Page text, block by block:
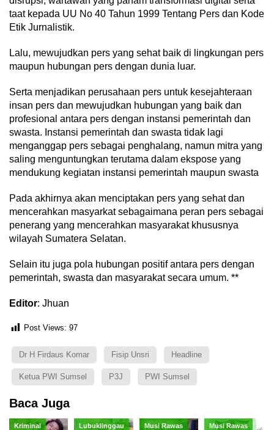
taat kepada UU No 40 Tahun 1999 Tentang Pers dan Kode
Etik Jurnalistik.
Lalu, mewujudkan pers yang sehat baik di lingkungan pers
maupun hubungan pers dengan dunia luar.
Serta menjadikan perusahaan pers untuk kesejahteraan
insan pers dan mewujudkan hubungan yang baik dan
profesional antara pers dengan instansi pemerintah dan
swasta. Instansi pemerintah dan swasta tidak lagi
menganggap pers sebagai penghalang, namun mitra yang
saling menguntungkan terutama dalam ekspose yang
mendukung kegiatan instansi pemerintah maupun swasta
Pada akhirnya akan menciptakan pers yang sehat dan
mencerahkan masyarkat sebagaimana peran pers sebagai
penerang yang mencerahkan masyarakat khususnya
wilayah Sumatera Selatan.
Selain itu juga pola hubungan positif antara pers dengan
pemerintah, swasta dan masyarakat secara umum. **
Editor: Jhuan
Post Views: 97
Dr H Firdaus Komar Fisip Unsri Headline
Ketua PWI Sumsel P3J PWI Sumsel
Baca Juga
Kriminal Lubuklinggau Musi Rawas Musi Rawas